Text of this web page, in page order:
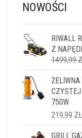
NOWOŚCI
RIWALL
Z
1499,99
750W
219,99 ZŁ
GRILL